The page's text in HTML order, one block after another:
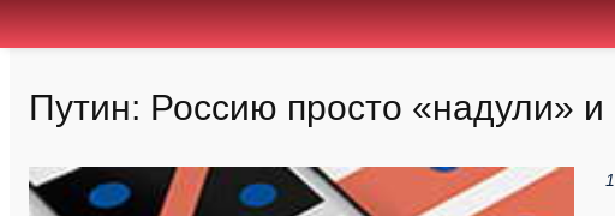
Путин: Россию просто «надули»